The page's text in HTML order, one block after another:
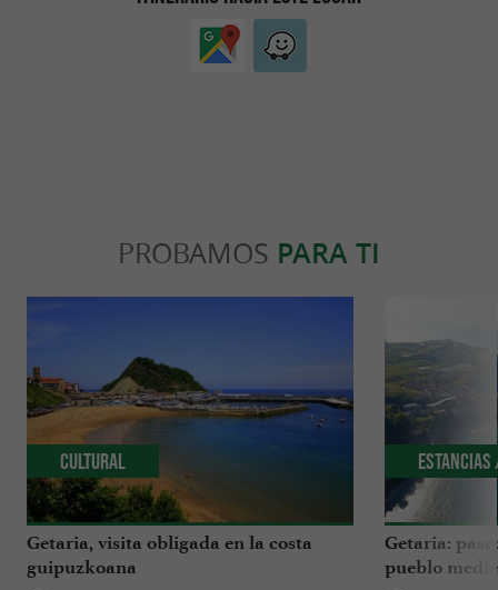
PROBAMOS PARA TI
Getaria, visita obligada en la costa
guipuzkoana
Cultural
Getaria:
pueblo
Estancias